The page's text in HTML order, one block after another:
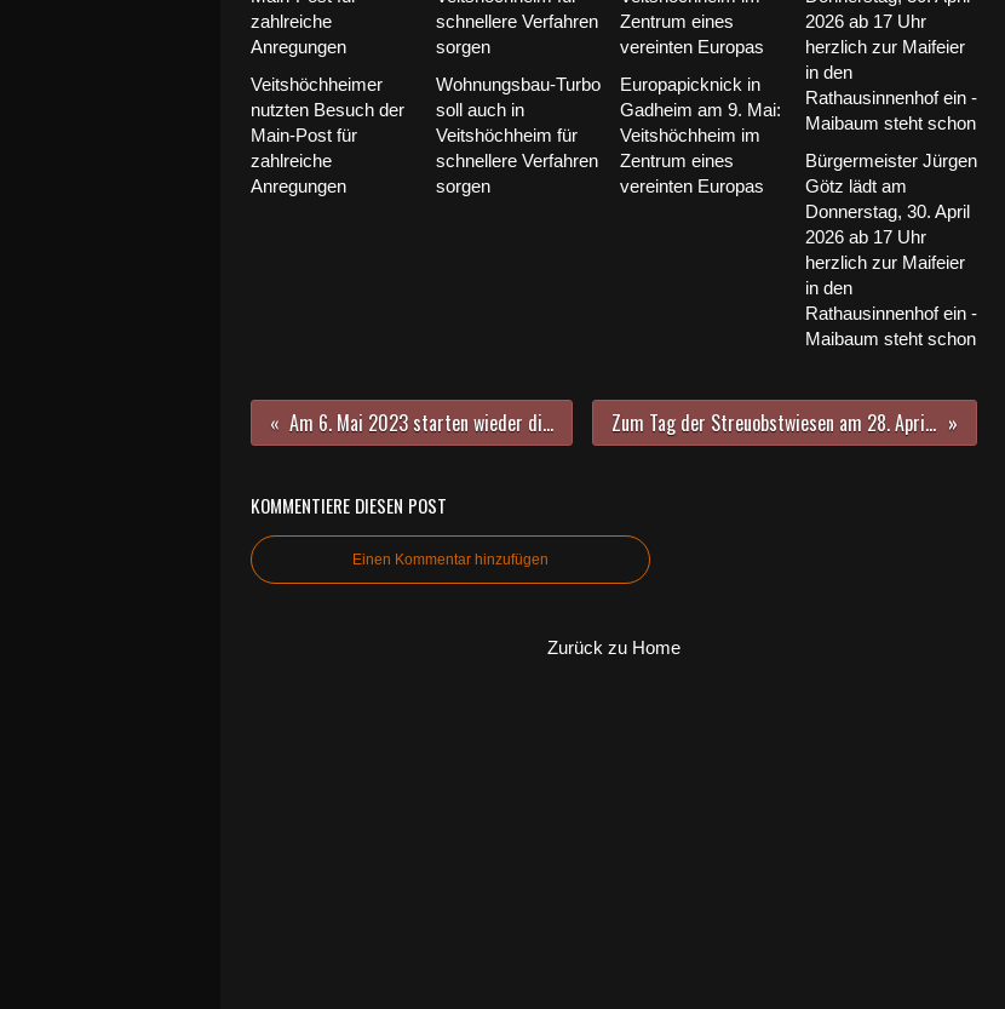
Veitshöchheimer
nutzten Besuch der
Main-Post für
zahlreiche
Anregungen
Wohnungsbau-Turbo
soll auch in
Veitshöchheim für
schnellere Verfahren
sorgen
Europapicknick in
Gadheim am 9. Mai:
Veitshöchheim im
Zentrum eines
vereinten Europas
Bürgermeister Jürgen
Götz lädt am
Donnerstag, 30. April
2026 ab 17 Uhr
herzlich zur Maifeier
in den
Rathausinnenhof ein -
Maibaum steht schon
Am 6. Mai 2023 starten wieder die öffentlichen Hofgartenführungen der Tourist-Info Veitshöchheim - Wieder grandiose Blütenpracht auf der Schlossterrasse Zum Tag der Streuobstwiesen am 28. April konnten Interessenten bei der LWG Bayerischen Cidre aus Streuobst verkosten - Bayerischer Streuobstpakt: Pflanzung von einer Million Streuobstbäume
KOMMENTIERE DIESEN POST
Einen Kommentar hinzufügen
Zurück zu Home